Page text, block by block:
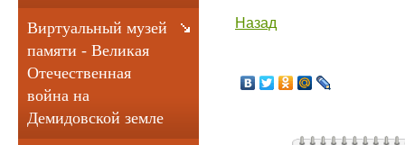
Назад
Виртуальный музей
памяти - Великая
Отечественная
война на
Демидовской земле